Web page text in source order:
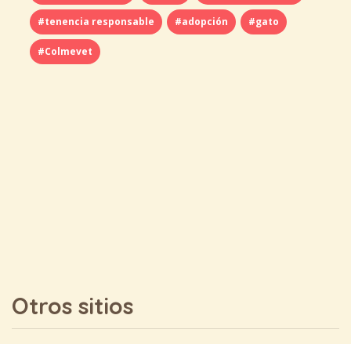
#tenencia responsable #adopción #gato
#Colmevet
Otros sitios